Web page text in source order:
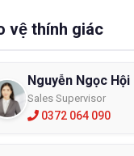
vệ thính giác
Nguyễn Ngọc Hội
Sales Supervisor
0372 064 090